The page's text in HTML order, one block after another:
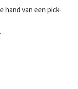
hand van een pick-